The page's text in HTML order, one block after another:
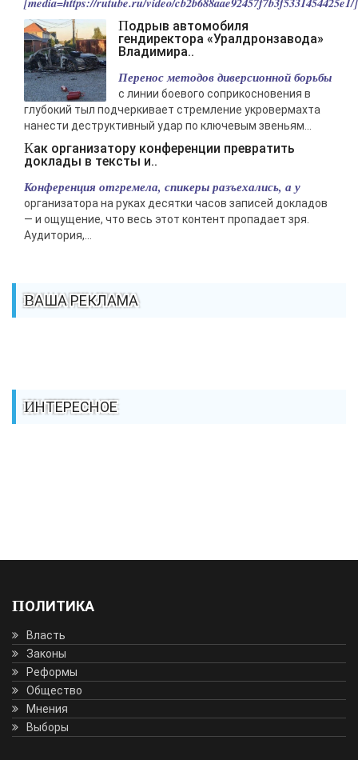
Подрыв автомобиля
гендиректора «Уралдронзавода»
Владимира..
Перенос методов диверсионной борьбы
с линии боевого соприкосновения в
глубокий тыл подчеркивает стремление укровермахта
нанести деструктивный удар по ключевым звеньям...
Как организатору конференции превратить
доклады в тексты и..
Конференция отгремела, спикеры разъехались, а у
организатора на руках десятки часов записей докладов
— и ощущение, что весь этот контент пропадает зря.
Аудитория,...
ВАША РЕКЛАМА
ИНТЕРЕСНОЕ
ПОЛИТИКА
Власть
Законы
Реформы
Общество
Мнения
Выборы